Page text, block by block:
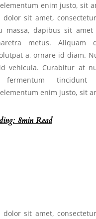
enim justo, sit
dolor sit amet,
massa, dapibus sit amet
metus. Aliquam
a, ornare id diam.
vehicula. Curabitur at
fermentum
enim justo, sit
8min Read
dolor sit amet,